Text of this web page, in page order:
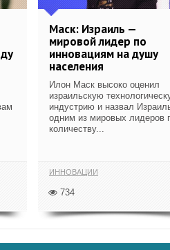
Маск: Израиль —
мировой лидер по
инновациям на душу
населения
Илон Маск высоко оценил
израильскую
индустрию и назвал
одним из мировых лидеров
количеству...
ИННОВАЦИИ
734